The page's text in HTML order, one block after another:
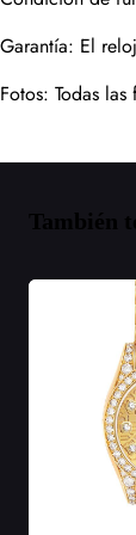
Garantía: El
Fotos: Todas
También